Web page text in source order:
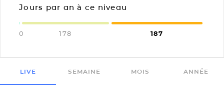
Jours par an à ce niveau
0 178 187
LIVE SEMAINE MOIS ANNÉE